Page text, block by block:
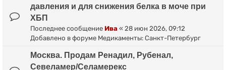
давления и для снижения белка в моче при
ХБП
Последнее сообщение Ива « 28 июн 2026, 09:12
Добавлено в форуме Медикаменты: Санкт-Петербург
Москва. Продам Ренадил, Рубенал,
Севеламер/Селамерекс